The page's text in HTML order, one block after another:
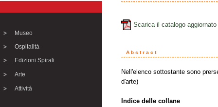
Museo
Ospitalità
Edizioni Spirali
Arte
Attività
Scarica il catalogo aggiornato
Abstract
Nell'elenco sottostante sono
d'arte)
Indice delle collane